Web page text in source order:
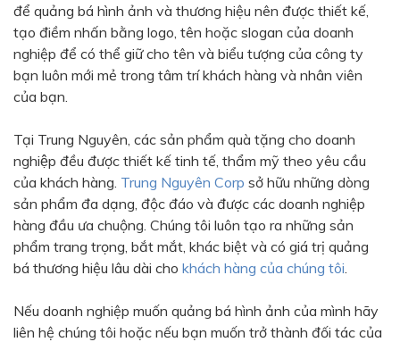
Xanh dương - Đen
Đỏ nâu
Đen - Nơ
Bạc 1cm
Bạc 2cm
Bạc mini 1cm
để quảng bá hình ảnh và thương hiệu nên được thiết kế,
tạo điềm nhấn bằng logo, tên hoặc slogan của doanh
nghiệp để có thể giữ cho tên và biểu tượng của công ty
bạn luôn mới mẻ trong tâm trí khách hàng và nhân viên
của bạn.
Tại Trung Nguyên, các sản phẩm quà tặng cho doanh
nghiệp đều được thiết kế tinh tế, thẩm mỹ theo yêu cầu
của khách hàng. Trung Nguyên Corp sở hữu những dòng
sản phẩm đa dạng, độc đáo và được các doanh nghiệp
hàng đầu ưa chuộng. Chúng tôi luôn tạo ra những sản
phẩm trang trọng, bắt mắt, khác biệt và có giá trị quảng
bá thương hiệu lâu dài cho khách hàng của chúng tôi
Nếu doanh nghiệp muốn quảng bá hình ảnh của mình hãy
liên hệ chúng tôi hoặc nếu bạn muốn trở thành đối tác của